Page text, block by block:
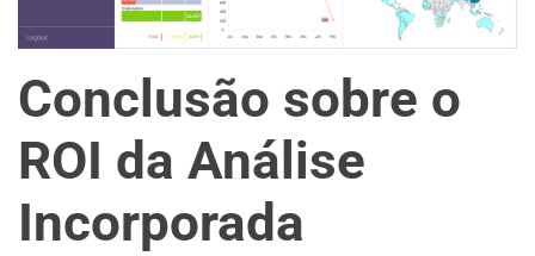
Conclusão sobre o
ROI da Análise
Incorporada